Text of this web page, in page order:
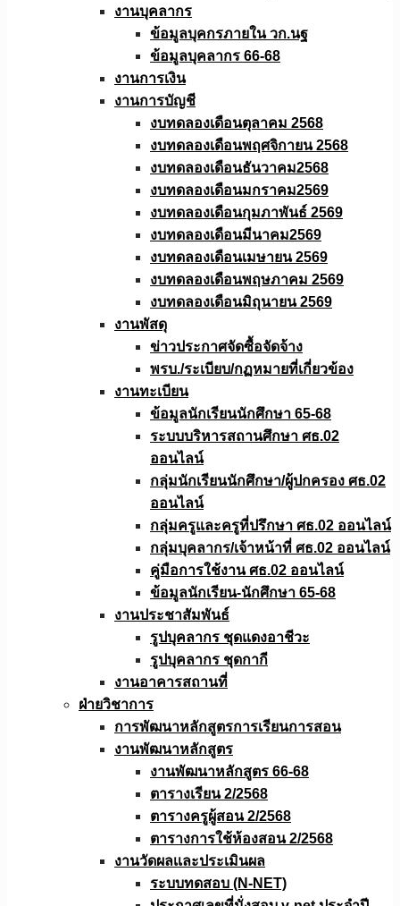
งานบุคลากร
ข้อมูลบุคกรภายใน วก.นฐ
ข้อมูลบุคลากร 66-68
งานการเงิน
งานการบัญชี
งบทดลองเดือนตุลาคม 2568
งบทดลองเดือนพฤศจิกายน 2568
งบทดลองเดือนธันวาคม2568
งบทดลองเดือนมกราคม2569
งบทดลองเดือนกุมภาพันธ์ 2569
งบทดลองเดือนมีนาคม2569
งบทดลองเดือนเมษายน 2569
งบทดลองเดือนพฤษภาคม 2569
งบทดลองเดือนมิถุนายน 2569
งานพัสดุ
ข่าวประกาศจัดซื้อจัดจ้าง
พรบ./ระเบียบ/กฏหมายที่เกี่ยวข้อง
งานทะเบียน
ข้อมูลนักเรียนนักศึกษา 65-68
ระบบบริหารสถานศึกษา ศธ.02
ออนไลน์
กลุ่มนักเรียนนักศึกษา/ผู้ปกครอง ศธ.02
ออนไลน์
กลุ่มครูและครูที่ปรึกษา ศธ.02 ออนไลน์
กลุ่มบุคลากร/เจ้าหน้าที่ ศธ.02 ออนไลน์
คู่มือการใช้งาน ศธ.02 ออนไลน์
ข้อมูลนักเรียน-นักศึกษา 65-68
งานประชาสัมพันธ์
รูปบุคลากร ชุดแดงอาชีวะ
รูปบุคลากร ชุดกากี
งานอาคารสถานที่
ฝ่ายวิชาการ
การพัฒนาหลักสูตรการเรียนการสอน
งานพัฒนาหลักสูตร
งานพัฒนาหลักสูตร 66-68
ตารางเรียน 2/2568
ตารางครูผู้สอน 2/2568
ตารางการใช้ห้องสอน 2/2568
งานวัดผลเเละประเมินผล
ระบบทดสอบ (N-NET)